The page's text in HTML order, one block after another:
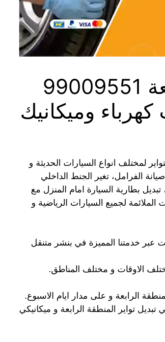
وميكانيك
لمختلف انواع السيارات الحديثة و
الفرامل، تغير الجنط الداخلي
بطارية السيارة امام المنزل مع
لجميع السيارات الرياضية و
عبر خدمتنا المميزة في بنشر متنقل
الاوقات و مختلف المناطق.
تبديل تواير المنطقة الرابعة و ميكانيكي